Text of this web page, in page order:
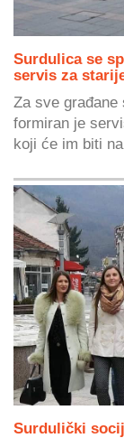
Surdulica se
servis za
Za sve građane
formiran je
koji će im biti
Surdulički